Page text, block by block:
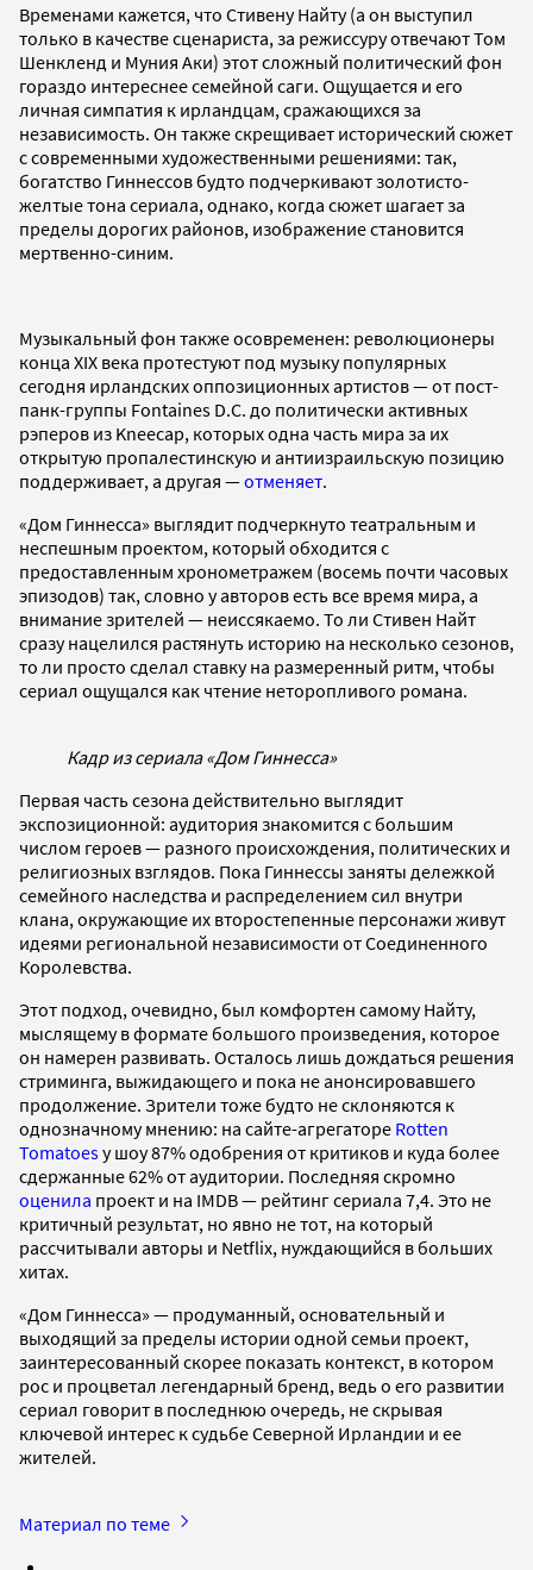
Временами кажется, что Стивену Найту (а он выступил
только в качестве сценариста, за режиссуру отвечают Том
Шенкленд и Муния Аки) этот сложный политический фон
гораздо интереснее семейной саги. Ощущается и его
личная симпатия к ирландцам, сражающихся за
независимость. Он также скрещивает исторический сюжет
с современными художественными решениями: так,
богатство Гиннессов будто подчеркивают золотисто-
желтые тона сериала, однако, когда сюжет шагает за
пределы дорогих районов, изображение становится
мертвенно-синим.
Музыкальный фон также осовременен: революционеры
конца XIX века протестуют под музыку популярных
сегодня ирландских оппозиционных артистов — от пост-
панк-группы Fontaines D.C. до политически активных
рэперов из Kneecap, которых одна часть мира за их
открытую пропалестинскую и антиизраильскую позицию
поддерживает, а другая —отменяет.
«Дом Гиннесса» выглядит подчеркнуто театральным и
неспешным проектом, который обходится с
предоставленным хронометражем (восемь почти часовых
эпизодов) так, словно у авторов есть все время мира, а
внимание зрителей — неиссякаемо. То ли Стивен Найт
сразу нацелился растянуть историю на несколько сезонов,
то ли просто сделал ставку на размеренный ритм, чтобы
сериал ощущался как чтение неторопливого романа.
Кадр из сериала «Дом Гиннесса»
Первая часть сезона действительно выглядит
экспозиционной: аудитория знакомится с большим
числом героев — разного происхождения, политических и
религиозных взглядов. Пока Гиннессы заняты дележкой
семейного наследства и распределением сил внутри
клана, окружающие их второстепенные персонажи живут
идеями региональной независимости от Соединенного
Королевства.
Этот подход, очевидно, был комфортен самому Найту,
мыслящему в формате большого произведения, которое
он намерен развивать. Осталось лишь дождаться решения
стриминга, выжидающего и пока не анонсировавшего
продолжение. Зрители тоже будто не склоняются к
однозначному мнению: на сайте-агрегаторе Rotten
Tomatoesу шоу 87% одобрения от критиков и куда более
сдержанные 62% от аудитории. Последняя скромно
оценила проект и на IMDB — рейтинг сериала 7,4. Это не
критичный результат, но явно не тот, на который
рассчитывали авторы и Netflix, нуждающийся в больших
хитах.
«Дом Гиннесса» — продуманный, основательный и
выходящий за пределы истории одной семьи проект,
заинтересованный скорее показать контекст, в котором
рос и процветал легендарный бренд, ведь о его развитии
сериал говорит в последнюю очередь, не скрывая
ключевой интерес к судьбе Северной Ирландии и ее
жителей.
Материал по теме